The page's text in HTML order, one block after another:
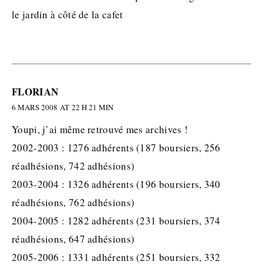
le jardin à côté de la cafet
FLORIAN
6 MARS 2008 AT 22 H 21 MIN
Youpi, j’ai même retrouvé mes archives !
2002-2003 : 1276 adhérents (187 boursiers, 256
réadhésions, 742 adhésions)
2003-2004 : 1326 adhérents (196 boursiers, 340
réadhésions, 762 adhésions)
2004-2005 : 1282 adhérents (231 boursiers, 374
réadhésions, 647 adhésions)
2005-2006 : 1331 adhérents (251 boursiers, 332